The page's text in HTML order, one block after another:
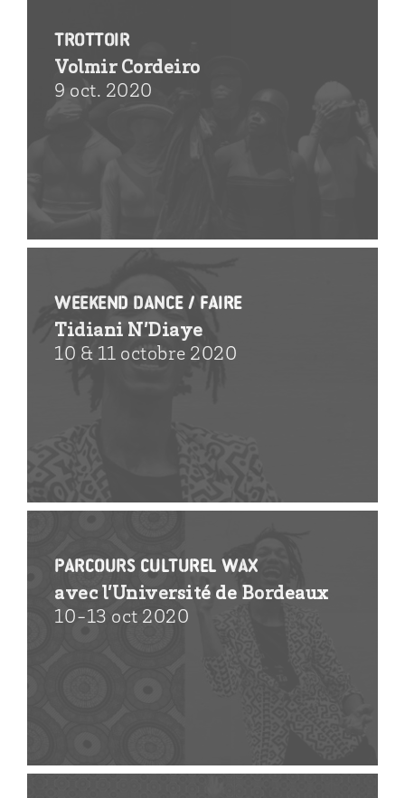
Trottoir
Volmir Cordeiro
9 oct. 2020
Weekend Dance / faire
Tidiani N’Diaye
10 & 11 octobre 2020
parcours culturel WAX
avec l’Université de Bordeaux
10-13 oct 2020